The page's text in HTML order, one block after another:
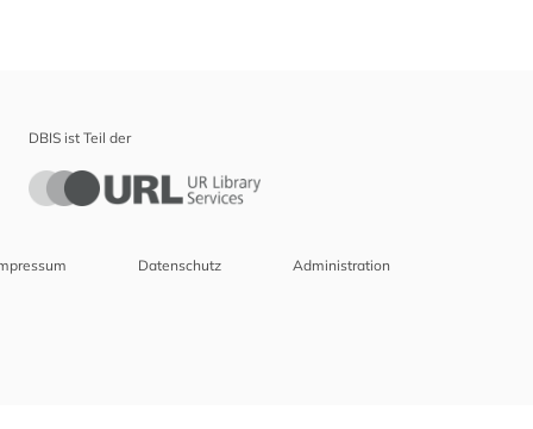
DBIS ist Teil der
Datenschutz Administration